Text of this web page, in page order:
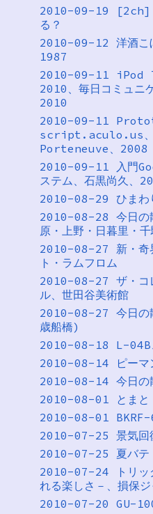
2010-09-19 [2ch]
る？
2010-09-12 洋酒こ
1987
2010-09-11 iPod
2010、毎日コミュニ
2010
2010-09-11
script.aculo.us、
Porteneuve、2008
2010-09-11 入門
ステム、石黒尚久、
2010-08-29 ひまわ
2010-08-28 今日の
原・上野・日暮里・
2010-08-27 新・奇
ト・ラムフロム
2010-08-27 ザ・コ
ル、世田谷美術館
2010-08-27 今日の
歳船橋)
2010-08-18 L-04B
2010-08-14 ピーマ
2010-08-14 今日の
2010-08-01 とまと
2010-08-01
2010-07-25 景気回
2010-07-25 夏バテ
2010-07-24 トリッ
れる楽しさ－、損保
2010-07-20 GU-